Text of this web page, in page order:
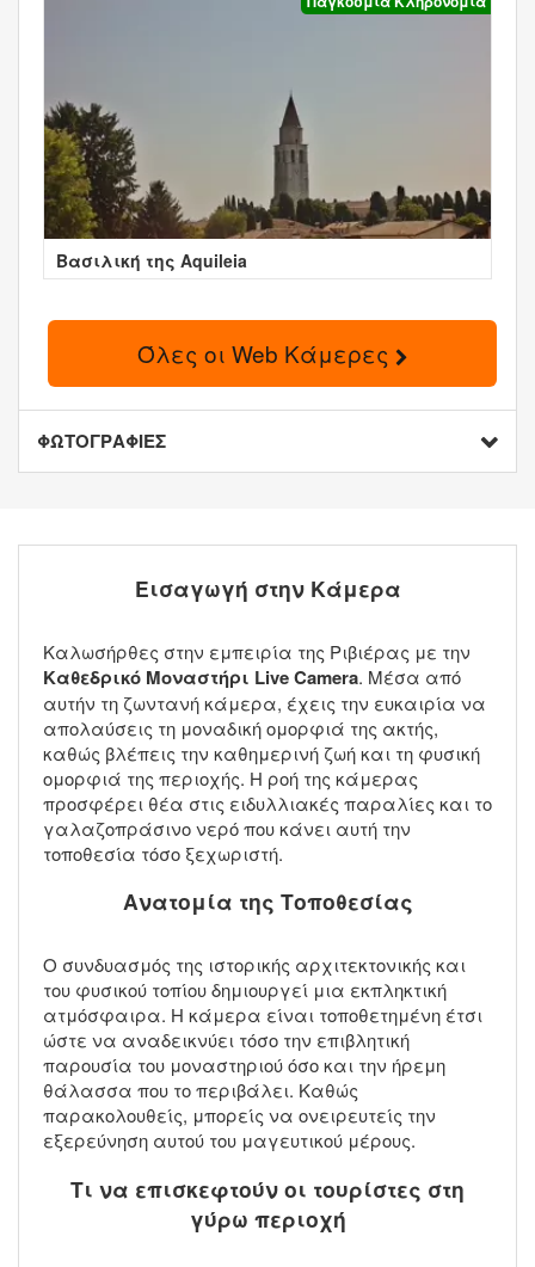
Βασιλική της Aquileia
Όλες οι Web Κάμερες
ΦΩΤΟΓΡΑΦΙΕΣ
Εισαγωγή στην Κάμερα
Καλωσήρθες στην εμπειρία της Ριβιέρας με την
Καθεδρικό Μοναστήρι Live Camera. Μέσα από
αυτήν τη ζωντανή κάμερα, έχεις την ευκαιρία να
απολαύσεις τη μοναδική ομορφιά της ακτής,
καθώς βλέπεις την καθημερινή ζωή και τη φυσική
ομορφιά της περιοχής. Η ροή της κάμερας
προσφέρει θέα στις ειδυλλιακές παραλίες και το
γαλαζοπράσινο νερό που κάνει αυτή την
τοποθεσία τόσο ξεχωριστή.
Ανατομία της Τοποθεσίας
Ο συνδυασμός της ιστορικής αρχιτεκτονικής και
του φυσικού τοπίου δημιουργεί μια εκπληκτική
ατμόσφαιρα. Η κάμερα είναι τοποθετημένη έτσι
ώστε να αναδεικνύει τόσο την επιβλητική
παρουσία του μοναστηριού όσο και την ήρεμη
θάλασσα που το περιβάλει. Καθώς
παρακολουθείς, μπορείς να ονειρευτείς την
εξερεύνηση αυτού του μαγευτικού μέρους.
Τι να επισκεφτούν οι τουρίστες στη
γύρω περιοχή